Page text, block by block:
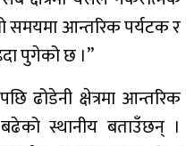
समयमा आन्तरिक पर्यटक र
पुगेको छ ।”
ढोडेनी क्षेत्रमा आन्तरिक
स्थानीय बताउँछन् ।